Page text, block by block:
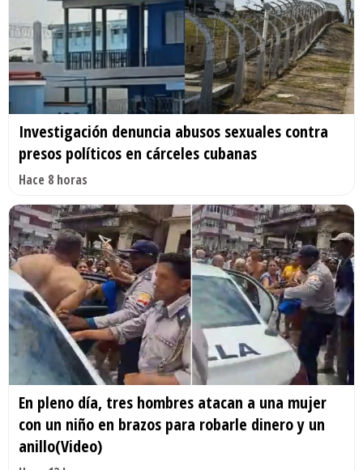
Investigación denuncia abusos sexuales contra
presos políticos en cárceles cubanas
Hace 8 horas
En pleno día, tres hombres atacan a una mujer
con un niño en brazos para robarle dinero y un
anillo(Video)